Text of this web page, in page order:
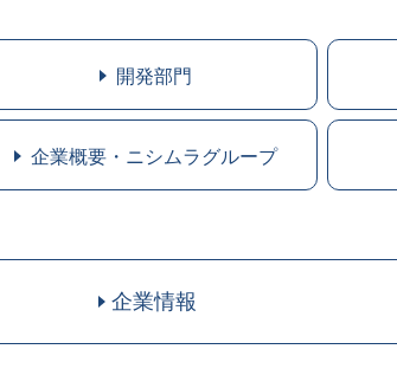
開発部門
企業概要・ニシムラグループ
企業情報